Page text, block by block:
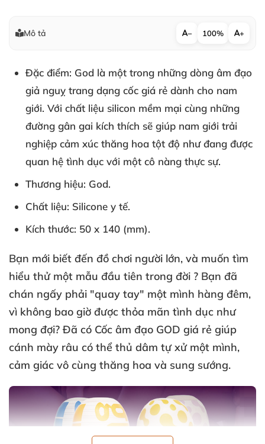
Mô tả − 100% +
Đặc điểm: God là một trong những dòng âm đạo
giả nguỵ trang dạng cốc giá rẻ dành cho nam
giới. Với chất liệu silicon mềm mại cùng những
đường gân gai kích thích sẽ giúp nam giới trải
nghiệp cảm xúc thăng hoa tột độ như đang được
quan hệ tình dục với một cô nàng thực sự.
Thương hiệu: God.
Chất liệu: Silicone y tế.
Kích thước: 50 x 140 (mm).
Bạn mới biết đến đồ chơi người lớn, và muốn tìm
hiểu thử một mẫu đầu tiên trong đời ? Bạn đã
chán ngấy phải "quay tay" một mình hàng đêm,
vì không bao giờ được thỏa mãn tình dục như
mong đợi? Đã có Cốc âm đạo GOD giá rẻ giúp
cánh mày râu có thể thủ dâm tự xử một mình,
cảm giác vô cùng thăng hoa và sung sướng.